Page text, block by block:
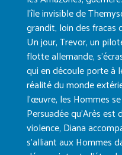
l’île invisible de
grandit, loin des fracas
Un jour, Trevor, un
flotte allemande,
qui en découle porte à
réalité du monde
l’œuvre, les Hommes
Persuadée qu’Arès
violence, Diana
s’alliant aux Hommes